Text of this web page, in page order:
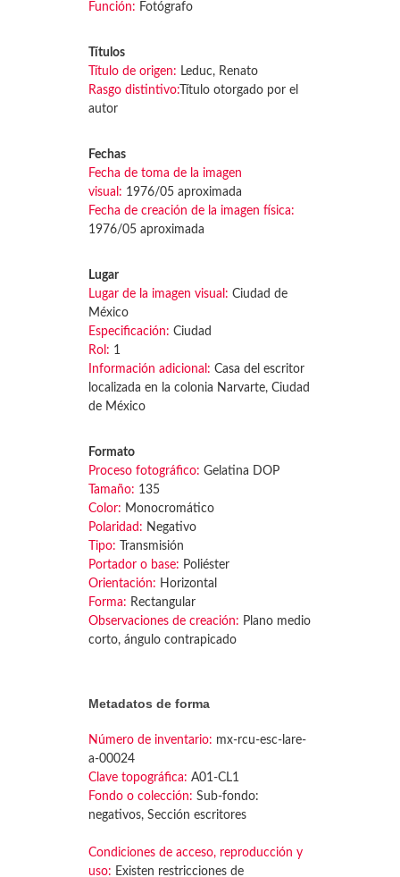
Función: Fotógrafo
Títulos
Título de origen: Leduc, Renato
Rasgo distintivo: Título otorgado por el
autor
Fechas
Fecha de toma de la imagen
visual: 1976/05 aproximada
Fecha de creación de la imagen física:
1976/05 aproximada
Lugar
Lugar de la imagen visual: Ciudad de
México
Especificación: Ciudad
Rol: 1
Información adicional: Casa del escritor
localizada en la colonia Narvarte, Ciudad
de México
Formato
Proceso fotográfico: Gelatina DOP
Tamaño: 135
Color: Monocromático
Polaridad: Negativo
Tipo: Transmisión
Portador o base: Poliéster
Orientación: Horizontal
Forma: Rectangular
Observaciones de creación: Plano medio
corto, ángulo contrapicado
Metadatos de forma
Número de inventario: mx-rcu-esc-lare-
a-00024
Clave topográfica: A01-CL1
Fondo o colección: Sub-fondo:
negativos, Sección escritores
Condiciones de acceso, reproducción y
uso: Existen restricciones de